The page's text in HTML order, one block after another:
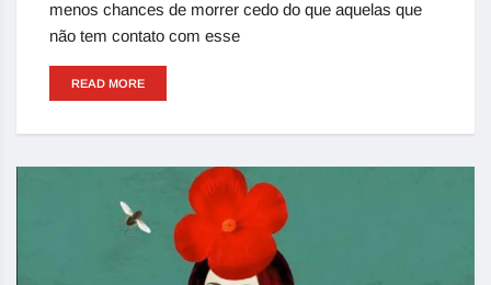
menos chances de morrer cedo do que aquelas que
não tem contato com esse
READ MORE